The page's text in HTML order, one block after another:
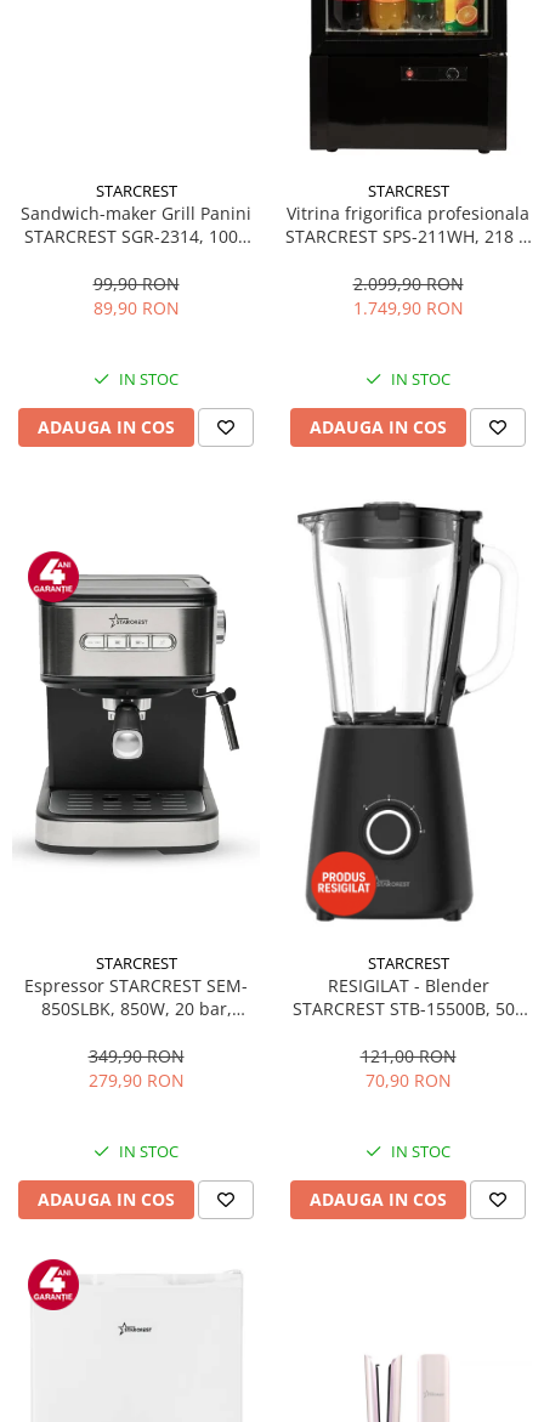
STARCREST
Sandwich-maker Grill Panini
STARCREST SGR-2314, 1000
Deschidere 180°, Suprafata
de gatire 23 x 14 cm, Negru
99,90 RON
89,90 RON
IN STOC
ADAUGA IN COS
STARCREST
Vitrina frigorifica profesionala
STARCREST SPS-211WH, 218 L,
LED, H 141 cm, Negru
2.099,90 RON
1.749,90 RON
IN STOC
ADAUGA IN COS
STARCREST
Espressor STARCREST SEM-
850SLBK, 850W, 20 bar,
dispozitiv spumare, filtru
dublu din inox, Negru/Inox
349,90 RON
279,90 RON
IN STOC
ADAUGA IN COS
STARCREST
RESIGILAT - Blender
STARCREST STB-15500B, 500
Pulse, Negru
121,00 RON
70,90 RON
IN STOC
ADAUGA IN COS